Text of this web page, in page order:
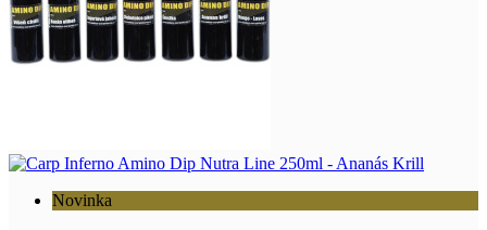
Novinka